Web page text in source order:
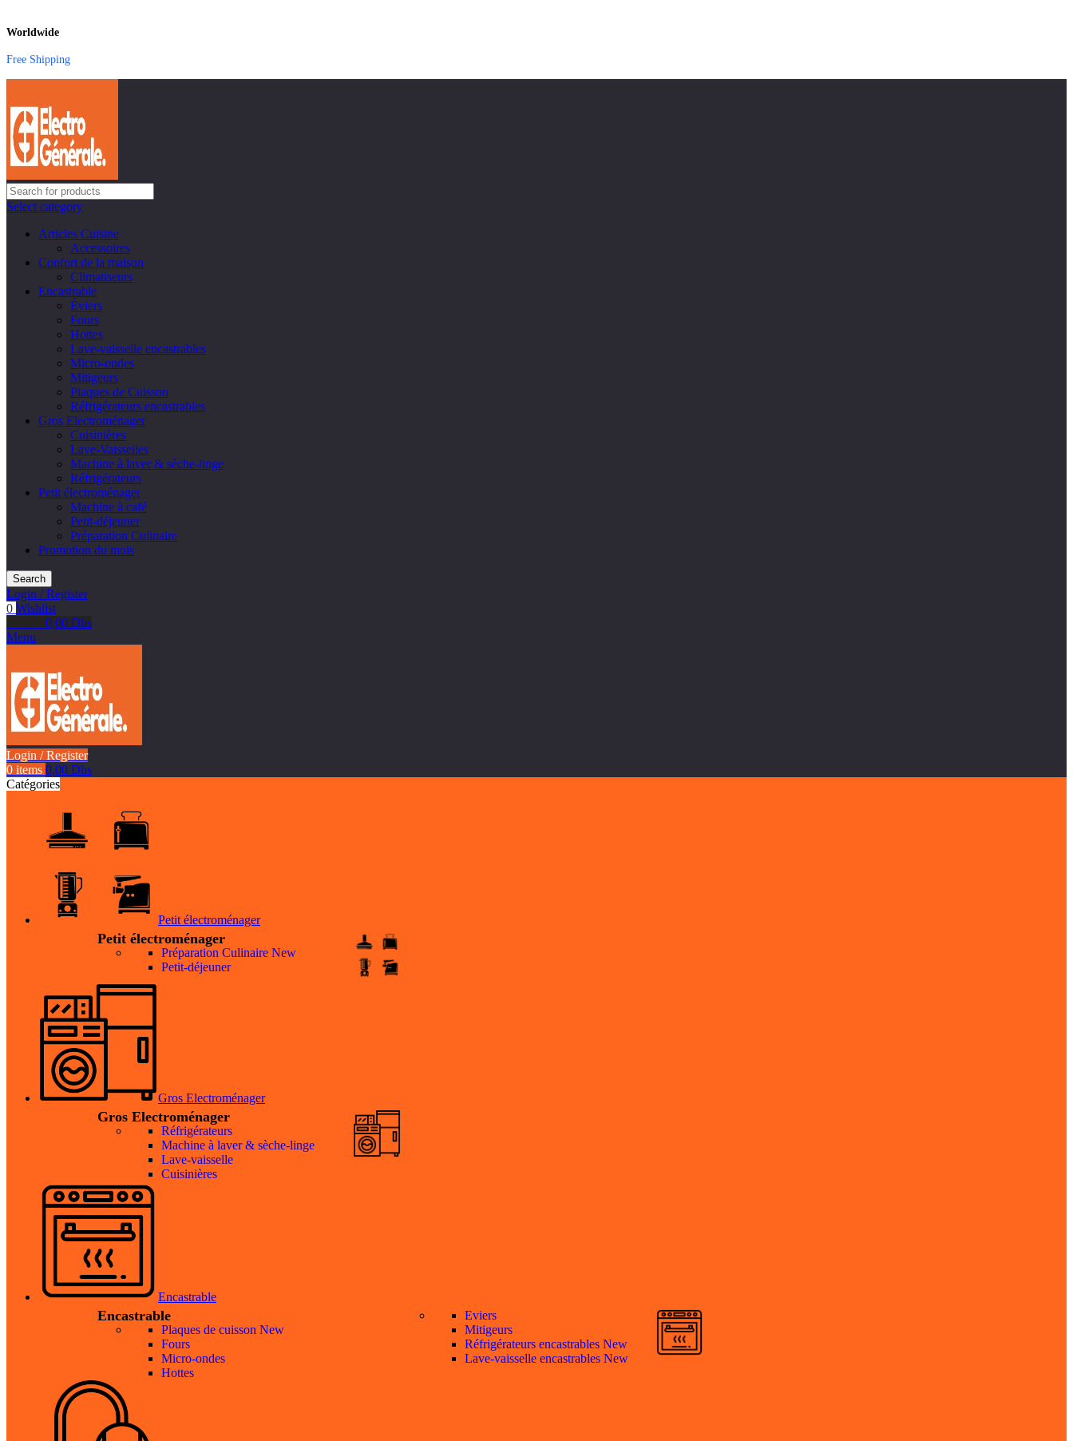
Worldwide
Free Shipping
Select category
Articles Cuisine
Accessoires
Confort de la maison
Climatiseurs
Encastrable
Éviers
Fours
Hottes
Lave-vaisselle encastrables
Micro-ondes
Mitigeurs
Plaques de Cuisson
Réfrigérateurs encastrables
Gros Electroménager
Cuisinières
Lave-Vaisselles
Machine à laver & sèche-linge
Réfrigérateurs
Petit électroménager
Machine à café
Petit-déjeuner
Préparation Culinaire
Promotion du mois
Search
Login / Register
0 Wishlist
0,00 Dhs
Menu
Login / Register
0 items 0,00 Dhs
Catégories
Petit électroménager
Petit électroménager
Préparation Culinaire New
Petit-déjeuner
Gros Electroménager
Gros Electroménager
Réfrigérateurs
Machine à laver & sèche-linge
Lave-vaisselle
Cuisinières
Encastrable
Encastrable
Plaques de cuisson New
Fours
Micro-ondes
Hottes
Eviers
Mitigeurs
Réfrigérateurs encastrables New
Lave-vaisselle encastrables New